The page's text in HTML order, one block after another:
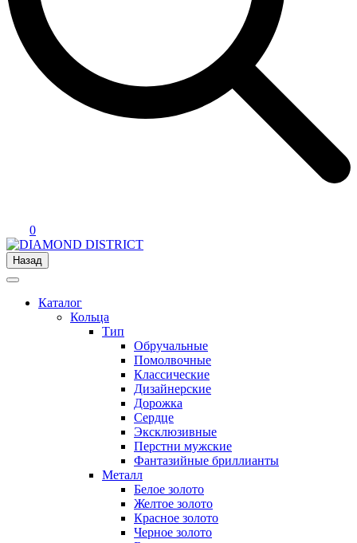
0
Назад
Каталог
Кольца
Тип
Обручальные
Помолвочные
Классические
Дизайнерские
Дорожка
Сердце
Эксклюзивные
Перстни мужские
Фантазийные бриллианты
Металл
Белое золото
Желтое золото
Красное золото
Черное золото